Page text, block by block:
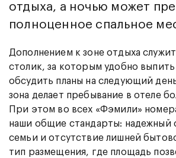
отдыха, а ночью может
полноценное спальное
Дополнением к зоне отдыха
столик, за которым удобно
обсудить планы на следующий
зона делает пребывание в отеле
При этом во всех «Фэмили»
наши общие стандарты: надежный
семьи и отсутствие лишней
тип размещения, где площадь